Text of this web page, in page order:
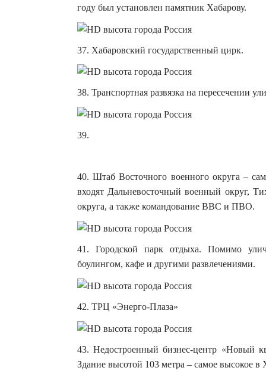
году был установлен памятник Хабарову.
37. Хабаровский государственный цирк.
38. Транспортная развязка на пересечении
39.
40. Штаб Восточного военного округа –
входят Дальневосточный военный округ,
округа, а также командование ВВС и ПВО.
41. Городской парк отдыха. Помимо
боулингом, кафе и другими развлечениями.
42. ТРЦ «Энерго-Плаза»
43. Недостроенный бизнес-центр «Новый
Здание высотой 103 метра – самое высокое в